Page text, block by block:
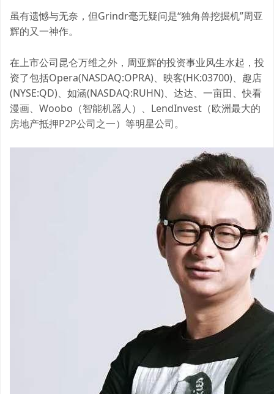
虽有遗憾与无奈，但Grindr毫无疑问是“独角兽挖掘机”周亚
辉的又一神作。
在上市公司昆仑万维之外，周亚辉的投资事业风生水起，投
资了包括Opera(NASDAQ:OPRA)、映客(HK:03700)、趣店
(NYSE:QD)、如涵(NASDAQ:RUHN)、达达、一亩田、快看
漫画、Woobo（智能机器人）、LendInvest（欧洲最大的
房地产抵押P2P公司之一）等明星公司。